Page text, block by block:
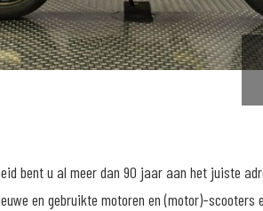
bent u al meer dan 90 jaar aan het juiste
en gebruikte motoren en (motor)-scooters